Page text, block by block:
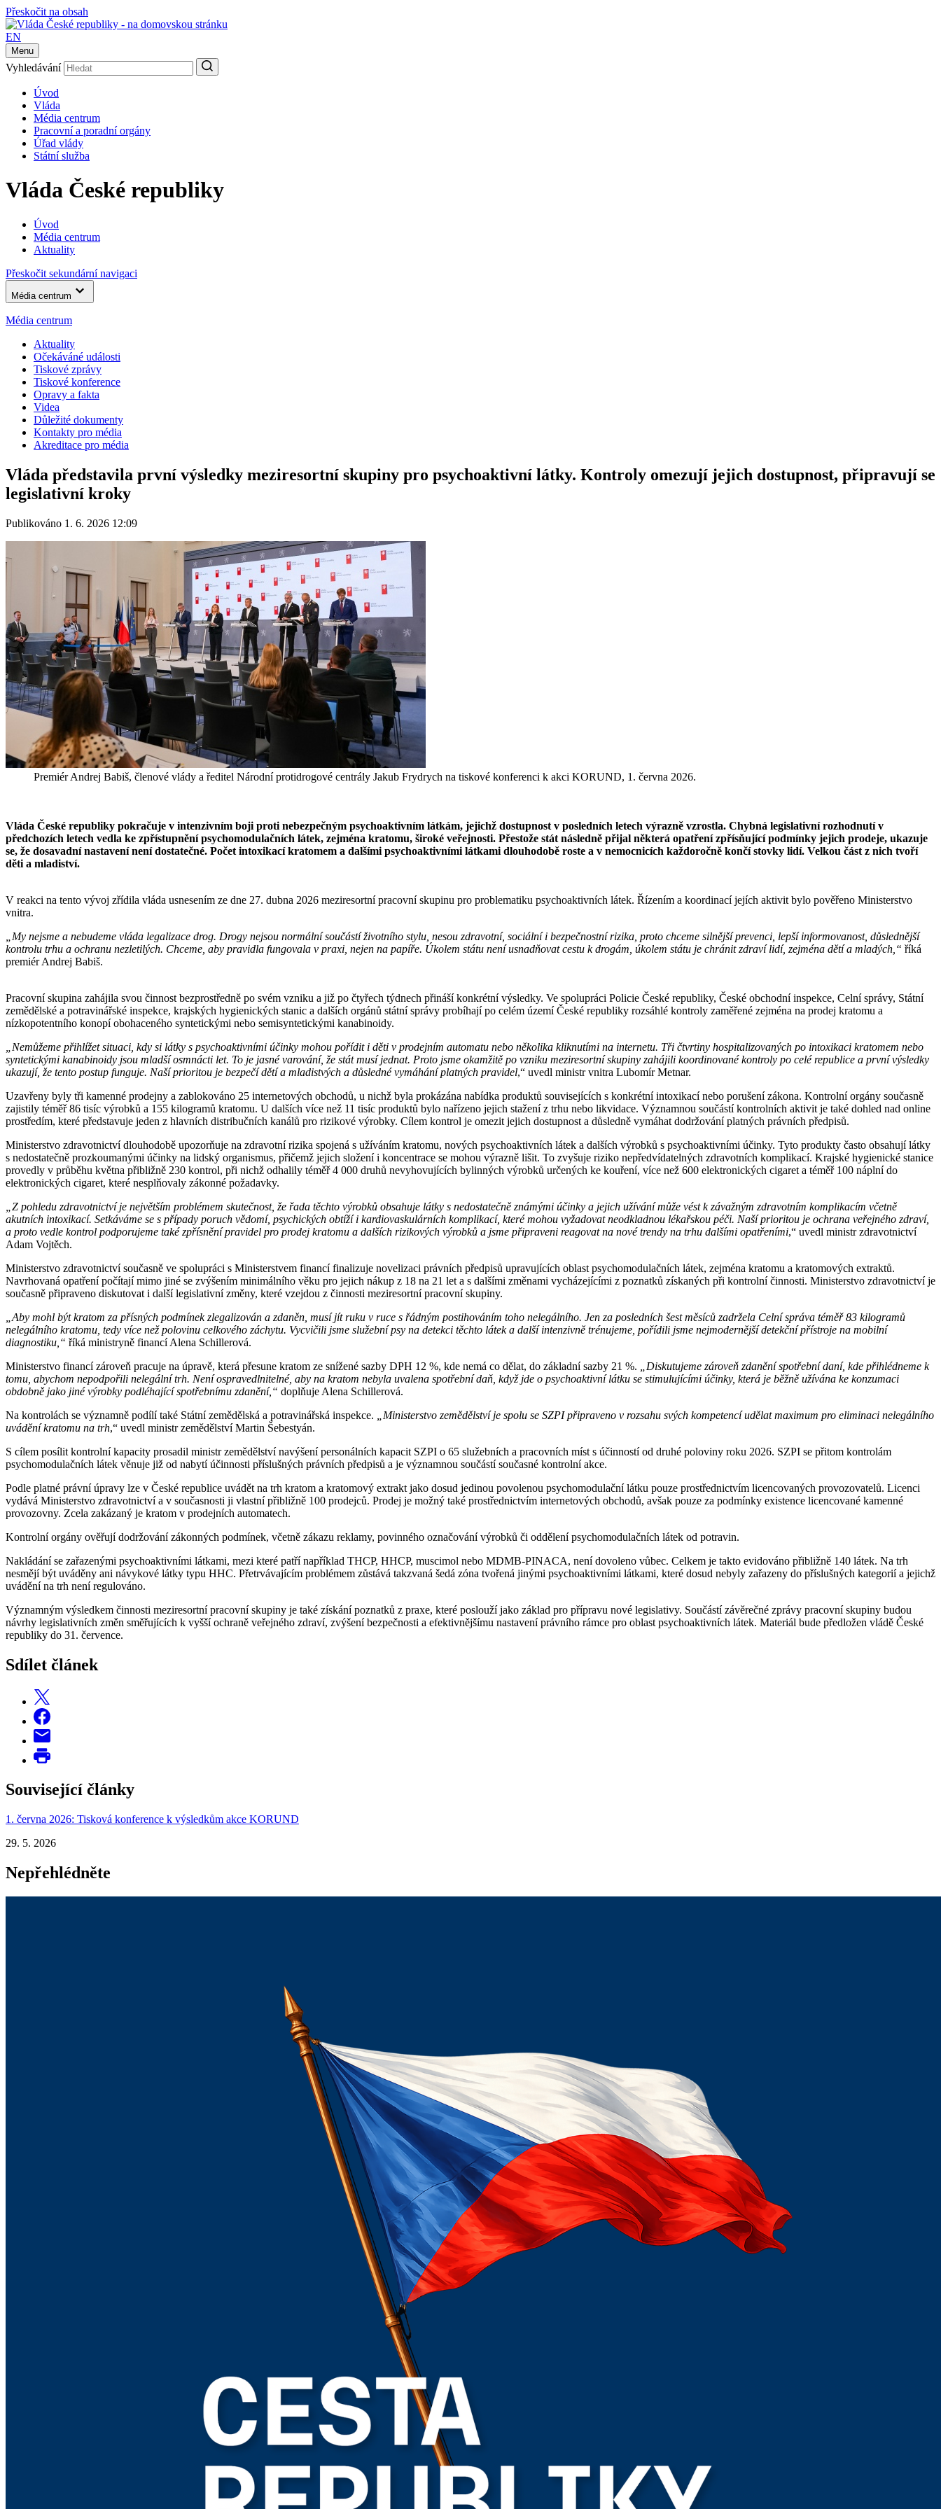
Přeskočit na obsah
EN
Menu
Vyhledávání
Úvod
Vláda
Média centrum
Pracovní a poradní orgány
Úřad vlády
Státní služba
Vláda České republiky
Úvod
Média centrum
Aktuality
Přeskočit sekundární navigaci
Média centrum
Média centrum
Aktuality
Očekáváné události
Tiskové zprávy
Tiskové konference
Opravy a fakta
Videa
Důležité dokumenty
Kontakty pro média
Akreditace pro média
Vláda představila první výsledky meziresortní skupiny pro psychoaktivní látky. Kontroly omezují jejich dostupnost, připravují se
legislativní kroky
Publikováno 1. 6. 2026 12:09
Premiér Andrej Babiš, členové vlády a ředitel Národní protidrogové centrály Jakub Frydrych na tiskové konferenci k akci KORUND, 1. června 2026.
Vláda České republiky pokračuje v intenzivním boji proti nebezpečným psychoaktivním látkám, jejichž dostupnost v posledních letech výrazně vzrostla. Chybná legislativní rozhodnutí v
předchozích letech vedla ke zpřístupnění psychomodulačních látek, zejména kratomu, široké veřejnosti. Přestože stát následně přijal některá opatření zpřísňující podmínky jejich prodeje, ukazuje
se, že dosavadní nastavení není dostatečné. Počet intoxikací kratomem a dalšími psychoaktivními látkami dlouhodobě roste a v nemocnicích každoročně končí stovky lidí. Velkou část z nich tvoří
děti a mladiství.
V reakci na tento vývoj zřídila vláda usnesením ze dne 27. dubna 2026 meziresortní pracovní skupinu pro problematiku psychoaktivních látek. Řízením a koordinací jejích aktivit bylo pověřeno Ministerstvo
vnitra.
„My nejsme a nebudeme vláda legalizace drog. Drogy nejsou normální součástí životního stylu, nesou zdravotní, sociální i bezpečnostní rizika, proto chceme silnější prevenci, lepší informovanost, důslednější
kontrolu trhu a ochranu nezletilých. Chceme, aby pravidla fungovala v praxi, nejen na papíře. Úkolem státu není usnadňovat cestu k drogám, úkolem státu je chránit zdraví lidí, zejména dětí a mladých,“ říká
premiér Andrej Babiš.
Pracovní skupina zahájila svou činnost bezprostředně po svém vzniku a již po čtyřech týdnech přináší konkrétní výsledky. Ve spolupráci Policie České republiky, České obchodní inspekce, Celní správy, Státní
zemědělské a potravinářské inspekce, krajských hygienických stanic a dalších orgánů státní správy probíhají po celém území České republiky rozsáhlé kontroly zaměřené zejména na prodej kratomu a
nízkopotentního konopí obohaceného syntetickými nebo semisyntetickými kanabinoidy.
„Nemůžeme přihlížet situaci, kdy si látky s psychoaktivními účinky mohou pořídit i děti v prodejním automatu nebo několika kliknutími na internetu. Tři čtvrtiny hospitalizovaných po intoxikaci kratomem nebo
syntetickými kanabinoidy jsou mladší osmnácti let. To je jasné varování, že stát musí jednat. Proto jsme okamžitě po vzniku meziresortní skupiny zahájili koordinované kontroly po celé republice a první výsledky
ukazují, že tento postup funguje. Naší prioritou je bezpečí dětí a mladistvých a důsledné vymáhání platných pravidel,“ uvedl ministr vnitra Lubomír Metnar.
Uzavřeny byly tři kamenné prodejny a zablokováno 25 internetových obchodů, u nichž byla prokázána nabídka produktů souvisejících s konkrétní intoxikací nebo porušení zákona. Kontrolní orgány současně
zajistily téměř 86 tisíc výrobků a 155 kilogramů kratomu. U dalších více než 11 tisíc produktů bylo nařízeno jejich stažení z trhu nebo likvidace. Významnou součástí kontrolních aktivit je také dohled nad online
prostředím, které představuje jeden z hlavních distribučních kanálů pro rizikové výrobky. Cílem kontrol je omezit jejich dostupnost a důsledně vymáhat dodržování platných právních předpisů.
Ministerstvo zdravotnictví dlouhodobě upozorňuje na zdravotní rizika spojená s užíváním kratomu, nových psychoaktivních látek a dalších výrobků s psychoaktivními účinky. Tyto produkty často obsahují látky
s nedostatečně prozkoumanými účinky na lidský organismus, přičemž jejich složení i koncentrace se mohou výrazně lišit. To zvyšuje riziko nepředvídatelných zdravotních komplikací. Krajské hygienické stanice
provedly v průběhu května přibližně 230 kontrol, při nichž odhalily téměř 4 000 druhů nevyhovujících bylinných výrobků určených ke kouření, více než 600 elektronických cigaret a téměř 100 náplní do
elektronických cigaret, které nesplňovaly zákonné požadavky.
„Z pohledu zdravotnictví je největším problémem skutečnost, že řada těchto výrobků obsahuje látky s nedostatečně známými účinky a jejich užívání může vést k závažným zdravotním komplikacím včetně
akutních intoxikací. Setkáváme se s případy poruch vědomí, psychických obtíží i kardiovaskulárních komplikací, které mohou vyžadovat neodkladnou lékařskou péči. Naší prioritou je ochrana veřejného zdraví,
a proto vedle kontrol podporujeme také zpřísnění pravidel pro prodej kratomu a dalších rizikových výrobků a jsme připraveni reagovat na nové trendy na trhu dalšími opatřeními,“ uvedl ministr zdravotnictví
Adam Vojtěch.
Ministerstvo zdravotnictví současně ve spolupráci s Ministerstvem financí finalizuje novelizaci právních předpisů upravujících oblast psychomodulačních látek, zejména kratomu a kratomových extraktů.
Navrhovaná opatření počítají mimo jiné se zvýšením minimálního věku pro jejich nákup z 18 na 21 let a s dalšími změnami vycházejícími z poznatků získaných při kontrolní činnosti. Ministerstvo zdravotnictví je
současně připraveno diskutovat i další legislativní změny, které vzejdou z činnosti meziresortní pracovní skupiny.
„Aby mohl být kratom za přísných podmínek zlegalizován a zdaněn, musí jít ruku v ruce s řádným postihováním toho nelegálního. Jen za posledních šest měsíců zadržela Celní správa téměř 83 kilogramů
nelegálního kratomu, tedy více než polovinu celkového záchytu. Vycvičili jsme služební psy na detekci těchto látek a další intenzivně trénujeme, pořídili jsme nejmodernější detekční přístroje na mobilní
diagnostiku,“ říká ministryně financí Alena Schillerová.
Ministerstvo financí zároveň pracuje na úpravě, která přesune kratom ze snížené sazby DPH 12 %, kde nemá co dělat, do základní sazby 21 %.
„Diskutujeme zároveň zdanění spotřební daní, kde přihlédneme k
tomu, abychom nepodpořili nelegální trh. Není ospravedlnitelné, aby na kratom nebyla uvalena spotřební daň, když jde o psychoaktivní látku se stimulujícími účinky, která je běžně užívána ke konzumaci
obdobně jako jiné výrobky podléhající spotřebnímu zdanění,“ doplňuje Alena Schillerová.
Na kontrolách se významně podílí také Státní zemědělská a potravinářská inspekce.
„Ministerstvo zemědělství je spolu se SZPI připraveno v rozsahu svých kompetencí udělat maximum pro eliminaci nelegálního
uvádění kratomu na trh,“ uvedl ministr zemědělství Martin Šebestyán.
S cílem posílit kontrolní kapacity prosadil ministr zemědělství navýšení personálních kapacit SZPI o 65 služebních a pracovních míst s účinností od druhé poloviny roku 2026. SZPI se přitom kontrolám
psychomodulačních látek věnuje již od nabytí účinnosti příslušných právních předpisů a je významnou součástí současné kontrolní akce.
Podle platné právní úpravy lze v České republice uvádět na trh kratom a kratomový extrakt jako dosud jedinou povolenou psychomodulační látku pouze prostřednictvím licencovaných provozovatelů. Licenci
vydává Ministerstvo zdravotnictví a v současnosti ji vlastní přibližně 100 prodejců. Prodej je možný také prostřednictvím internetových obchodů, avšak pouze za podmínky existence licencované kamenné
provozovny. Zcela zakázaný je kratom v prodejních automatech.
Kontrolní orgány ověřují dodržování zákonných podmínek, včetně zákazu reklamy, povinného označování výrobků či oddělení psychomodulačních látek od potravin.
Nakládání se zařazenými psychoaktivními látkami, mezi které patří například THCP, HHCP, muscimol nebo MDMB-PINACA, není dovoleno vůbec. Celkem je takto evidováno přibližně 140 látek. Na trh
nesmějí být uváděny ani návykové látky typu HHC. Přetrvávajícím problémem zůstává takzvaná šedá zóna tvořená jinými psychoaktivními látkami, které dosud nebyly zařazeny do příslušných kategorií a jejichž
uvádění na trh není regulováno.
Významným výsledkem činnosti meziresortní pracovní skupiny je také získání poznatků z praxe, které poslouží jako základ pro přípravu nové legislativy. Součástí závěrečné zprávy pracovní skupiny budou
návrhy legislativních změn směřujících k vyšší ochraně veřejného zdraví, zvýšení bezpečnosti a efektivnějšímu nastavení právního rámce pro oblast psychoaktivních látek. Materiál bude předložen vládě České
republiky do 31. července.
Sdílet článek
Související články
1. června 2026: Tisková konference k výsledkům akce KORUND
29. 5. 2026
Nepřehlédněte